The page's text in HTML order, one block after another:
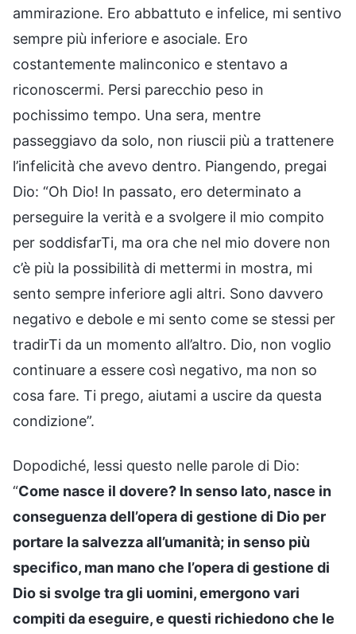
ammirazione. Ero abbattuto e infelice, mi sentivo
sempre più inferiore e asociale. Ero
costantemente malinconico e stentavo a
riconoscermi. Persi parecchio peso in
pochissimo tempo. Una sera, mentre
passeggiavo da solo, non riuscii più a trattenere
l’infelicità che avevo dentro. Piangendo, pregai
Dio: “Oh Dio! In passato, ero determinato a
perseguire la verità e a svolgere il mio compito
per soddisfarTi, ma ora che nel mio dovere non
c’è più la possibilità di mettermi in mostra, mi
sento sempre inferiore agli altri. Sono davvero
negativo e debole e mi sento come se stessi per
tradirTi da un momento all’altro. Dio, non voglio
continuare a essere così negativo, ma non so
cosa fare. Ti prego, aiutami a uscire da questa
condizione”.
Dopodiché, lessi questo nelle parole di Dio:
“Come nasce il dovere? In senso lato, nasce in
conseguenza dell’opera di gestione di Dio per
portare la salvezza all’umanità; in senso più
specifico, man mano che l’opera di gestione di
Dio si svolge tra gli uomini, emergono vari
compiti da eseguire, e questi richiedono che le